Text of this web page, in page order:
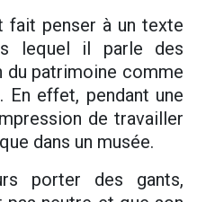
fait penser à un texte
lequel il parle des
du patrimoine comme
. En effet, pendant une
de travailler
dans un musée.
porter des gants,